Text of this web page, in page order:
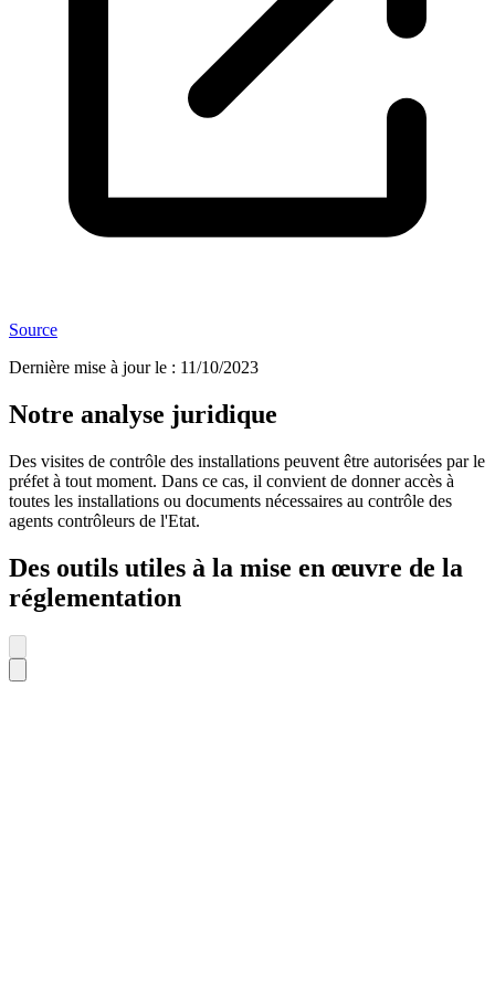
Source
Dernière mise à jour le : 11/10/2023
Notre analyse juridique
Des visites de contrôle des installations peuvent être autorisées par le
préfet à tout moment. Dans ce cas, il convient de donner accès à
toutes les installations ou documents nécessaires au contrôle des
agents contrôleurs de l'Etat.
Des outils utiles à la mise en œuvre de la
réglementation